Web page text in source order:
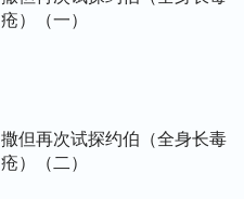
疮）（一）
撒但再次试探约伯（全身长毒
疮）（二）